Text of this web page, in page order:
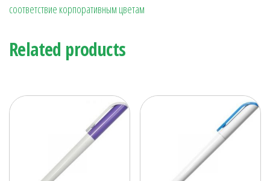
соответствие корпоративным цветам
Related products